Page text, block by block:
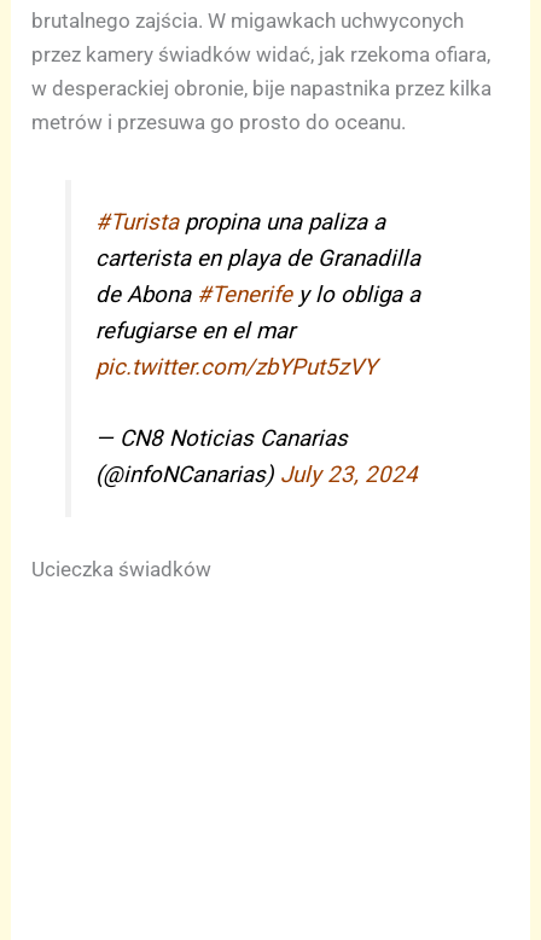
brutalnego zajścia. W migawkach uchwyconych
przez kamery świadków widać, jak rzekoma ofiara,
w desperackiej obronie, bije napastnika przez kilka
metrów i przesuwa go prosto do oceanu.
#Turistapropina una paliza a
carterista en playa de Granadilla
de Abona #Tenerifey lo obliga a
refugiarse en el mar
pic.twitter.com/zbYPut5zVY
— CN8 Noticias Canarias
(@infoNCanarias) July 23, 2024
Ucieczka świadków